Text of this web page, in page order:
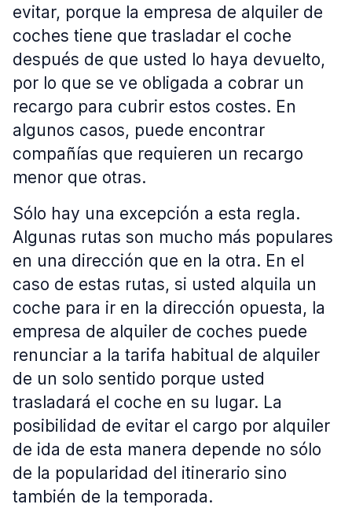
evitar, porque la empresa de alquiler de
coches tiene que trasladar el coche
después de que usted lo haya devuelto,
por lo que se ve obligada a cobrar un
recargo para cubrir estos costes. En
algunos casos, puede encontrar
compañías que requieren un recargo
menor que otras.
Sólo hay una excepción a esta regla.
Algunas rutas son mucho más populares
en una dirección que en la otra. En el
caso de estas rutas, si usted alquila un
coche para ir en la dirección opuesta, la
empresa de alquiler de coches puede
renunciar a la tarifa habitual de alquiler
de un solo sentido porque usted
trasladará el coche en su lugar. La
posibilidad de evitar el cargo por alquiler
de ida de esta manera depende no sólo
de la popularidad del itinerario sino
también de la temporada.